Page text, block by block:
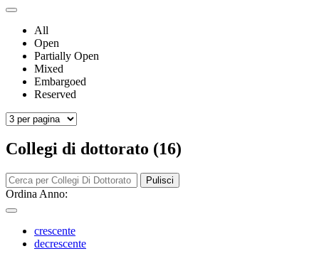
All
Open
Partially Open
Mixed
Embargoed
Reserved
Collegi di dottorato (16)
Pulisci
Ordina Anno:
crescente
decrescente